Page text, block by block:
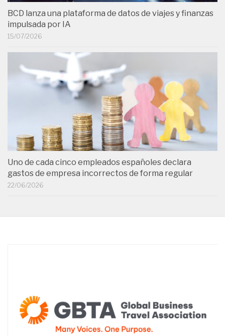
BCD lanza una plataforma de datos de viajes y finanzas
impulsada por IA
15/07/2026
Uno de cada cinco empleados españoles declara
gastos de empresa incorrectos de forma regular
22/06/2026